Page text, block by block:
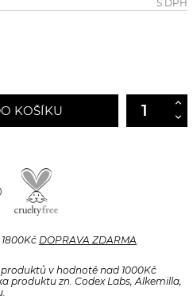
S DPH
KOŠÍKU
DOPRAVA ZDARMA
v hodnotě nad 1000Kč
produktu zn. Codex Labs, Alkemilla,